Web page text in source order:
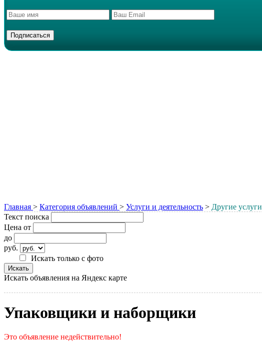
Главная > Категория объявлений > Услуги и деятельность > Другие услуги
Текст поиска
Цена от
до
руб.
Искать только с фото
Искать объявления на Яндекс карте
Упаковщики и наборщики
Это объявление недействительно!